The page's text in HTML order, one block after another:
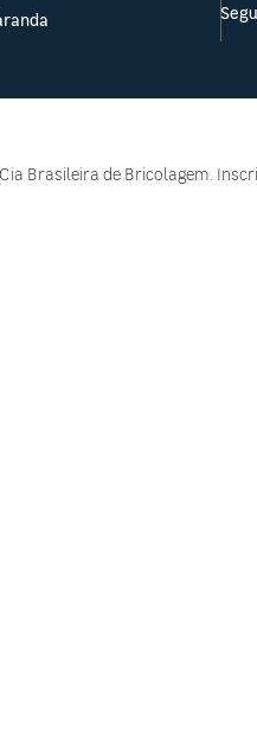
Brasileira de Bricolagem.